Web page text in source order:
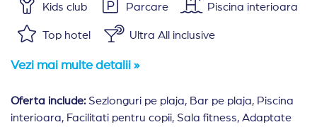
Kids club Parcare Piscina interioara
Top hotel Ultra All inclusive
Meniu copii
Vezi mai multe detalii »
Oferta include:Sezlonguri pe plaja, Bar pe plaja, Piscina
interioara, Facilitati pentru copii, Sala fitness, Adaptate